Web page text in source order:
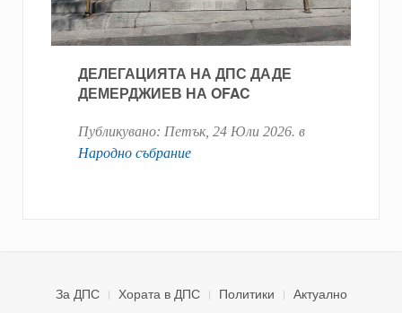
ДЕЛЕГАЦИЯТА НА ДПС ДАДЕ
ДЕМЕРДЖИЕВ НА OFAC
Публикувано: Петък, 24 Юли 2026. в
Народно събрание
За ДПС Хората в ДПС Политики Актуално